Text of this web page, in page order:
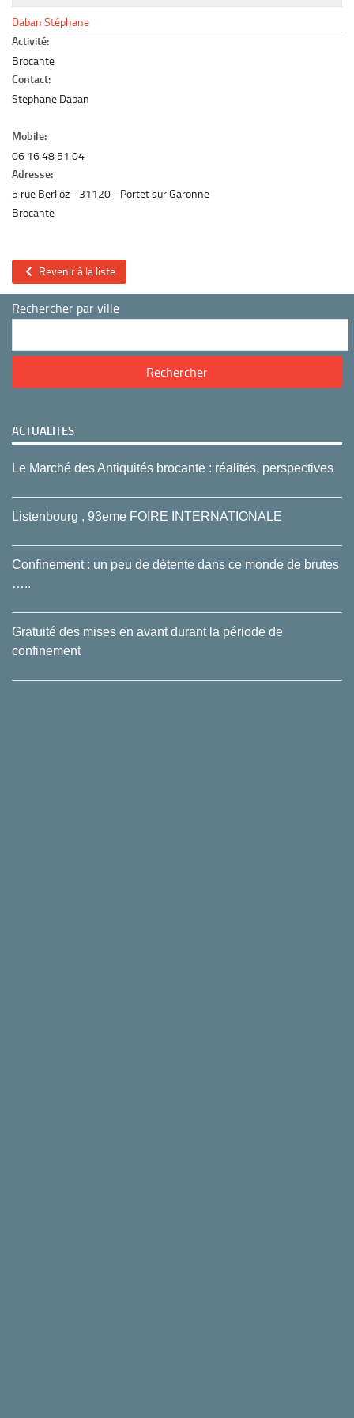
Le marché du mobilier d’occasion
Insertion Annuaire
Contact
Daban Stéphane
Activité:
Brocante
Contact:
Stephane Daban
Mobile:
06 16 48 51 04
Adresse:
5 rue Berlioz 31120
Portet sur Garonne
Brocante
Revenir à la liste
Rechercher par ville
ACTUALITES
Le Marché des Antiquités brocante : réalités, perspectives
Listenbourg , 93eme FOIRE INTERNATIONALE
Confinement : un peu de détente dans ce monde de brutes
…..
Gratuité des mises en avant durant la période de
confinement